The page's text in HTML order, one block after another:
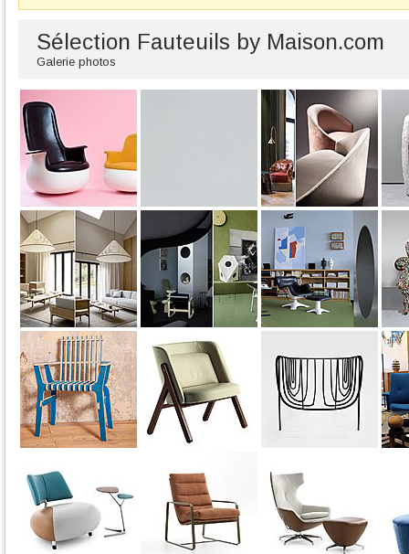
Sélection Fauteuils by Maison.com
Galerie photos